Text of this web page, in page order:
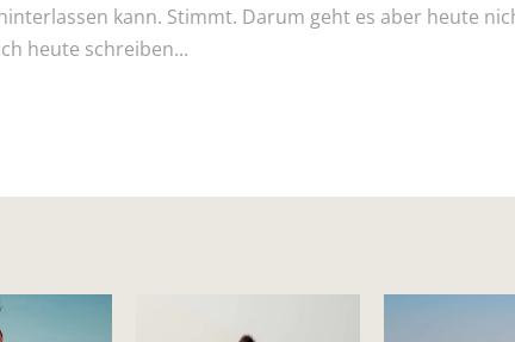
kann. Stimmt. Darum geht es aber heute
heute schreiben...